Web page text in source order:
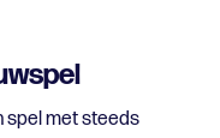
spel met steeds